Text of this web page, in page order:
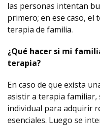
las personas intentan
primero; en ese caso,
terapia de familia.
¿Qué hacer si mi
terapia?
En caso de que exista
asistir a terapia familiar,
individual para adquirir
esenciales. Luego se